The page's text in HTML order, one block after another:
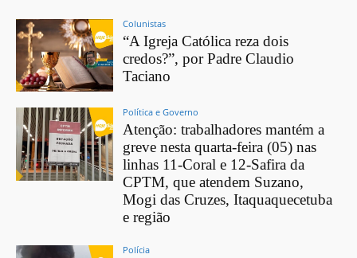
Colunistas
“A Igreja Católica reza dois
credos?”, por Padre Claudio
Taciano
Política e Governo
Atenção: trabalhadores mantém a
greve nesta quarta-feira (05) nas
linhas 11-Coral e 12-Safira da
CPTM, que atendem Suzano,
Mogi das Cruzes, Itaquaquecetuba
e região
Polícia